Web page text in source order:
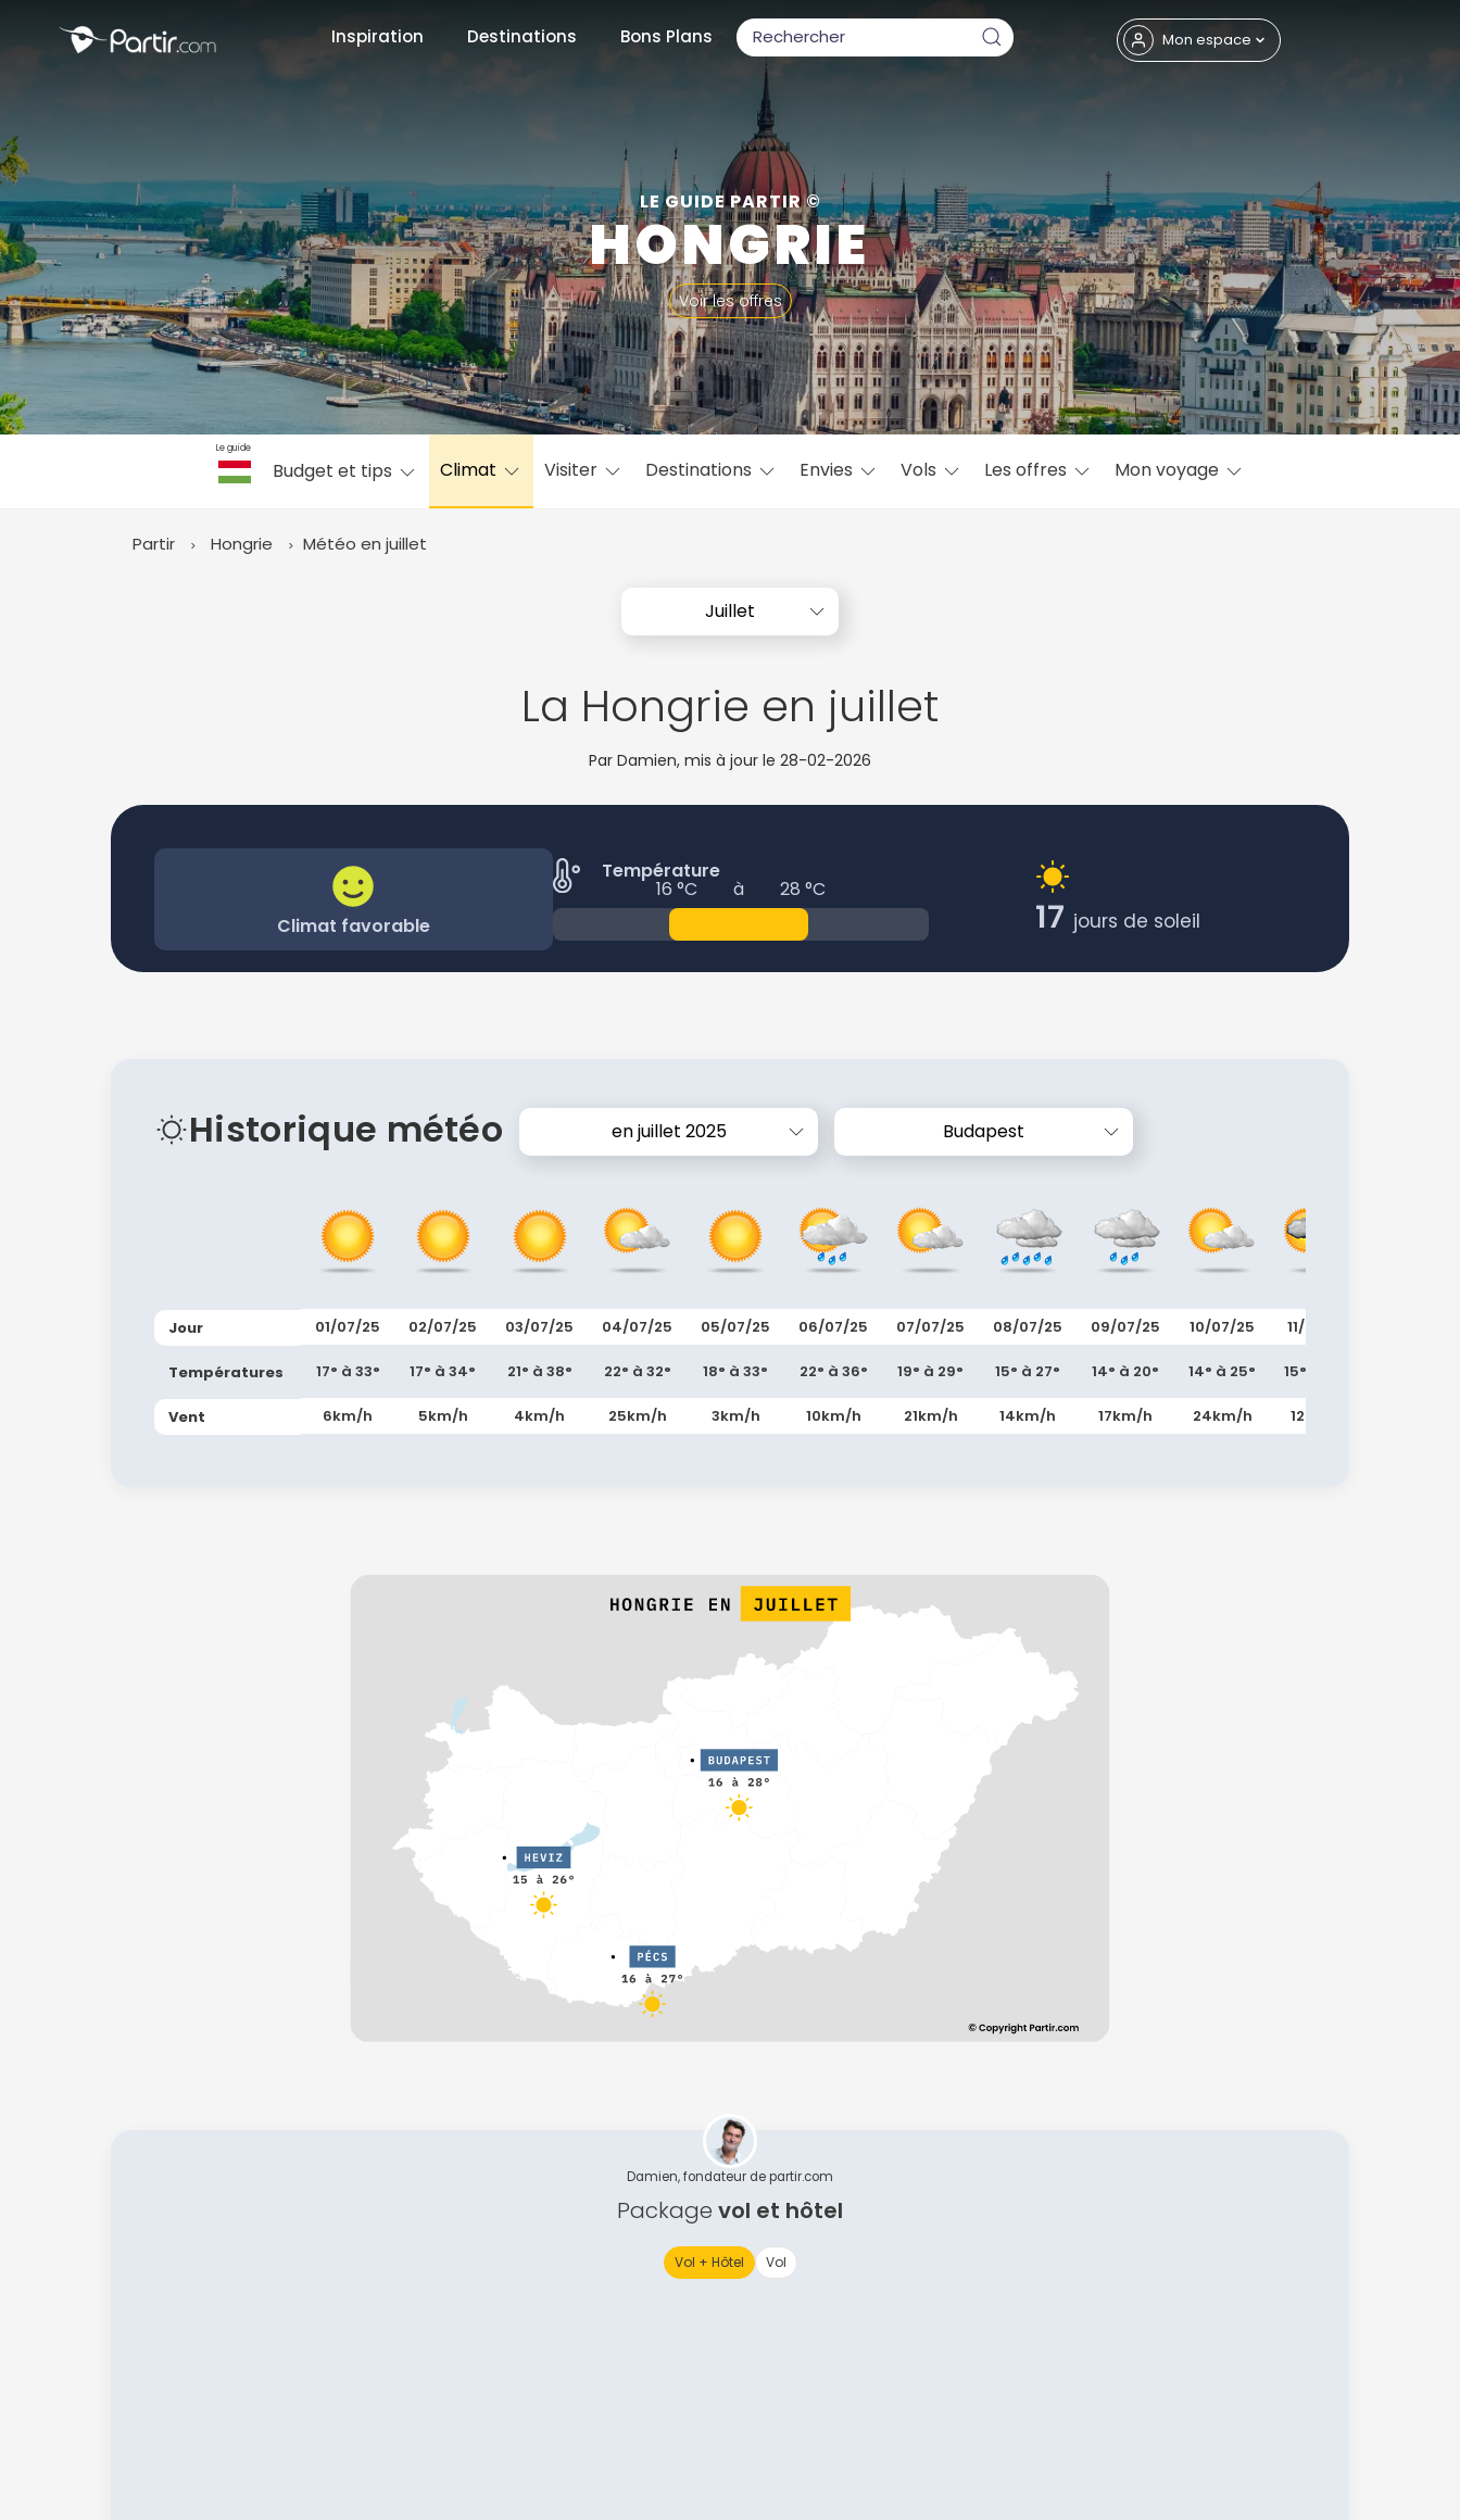
Inspiration Destinations Bons Plans Mon espace
LE GUIDE PARTIR ©
HONGRIE
Voir les offres
Le guide
Budget et tips Climat Visiter Destinations Envies Vols Les offres Mon voyage
Partir Hongrie Météo en juillet
Juillet
La Hongrie en juillet
Par Damien, mis à jour le 28-02-2026
Climat favorable
Température
16 °C à 28 °C
17 jours de soleil
Historique météo en juillet 2025 Budapest
Jour
Températures
Vent
01/07/25
17° à 33°
6km/h
02/07/25
17° à 34°
5km/h
03/07/25
21° à 38°
4km/h
04/07/25
22° à 32°
25km/h
05/07/25
18° à 33°
3km/h
06/07/25
22° à 36°
10km/h
07/07/25
19° à 29°
21km/h
08/07/25
15° à 27°
14km/h
09/07/25
14° à 20°
17km/h
10/07/25
14° à 25°
24km/h
11/07/25
15° à 24°
12km/h
Damien, fondateur de partir.com
Package vol et hôtel
Vol + Hôtel Vol
Fermer
☀️ Où partir par mois
Janvier
Février Mars Avril Mai Juin Juillet Août
Septembre
Octobre
Novembre Décembre
✨ Envies populaires